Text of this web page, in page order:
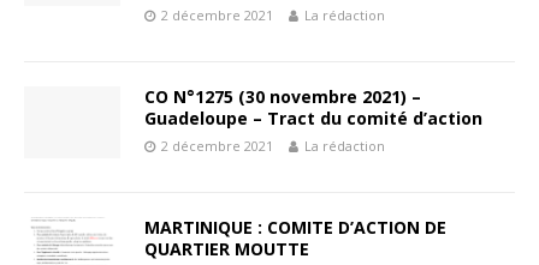
2 décembre 2021 La rédaction
CO N°1275 (30 novembre 2021) –
Guadeloupe – Tract du comité d’action
2 décembre 2021 La rédaction
MARTINIQUE : COMITE D’ACTION DE
QUARTIER MOUTTE